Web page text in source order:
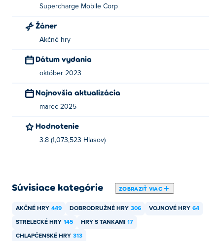
Hills of Steel vytvorila spoločnosť Superplus Games. Toto
je ich prvá hra Poki!
Ako môžem hrať Hills of Steel zadarmo?
Hills of Steel môžete hrať zadarmo na Poki.
zariadeniach a stolných počítačoch?
zariadeniach, ako sú telefóny a tablety.
Supercharge Mobile Corp
Žáner
Akčné hry
Dátum vydania
október 2023
Najnovšia aktualizácia
marec 2025
Hodnotenie
3.8 (1,073,523 Hlasov)
Súvisiace kategórie ZOBRAZIŤ VIAC
AKČNÉ HRY 449 DOBRODRUŽNÉ HRY 306 VOJNOVÉ HRY 64
STRELECKÉ HRY 145 HRY S TANKAMI 17
CHLAPČENSKÉ HRY 313